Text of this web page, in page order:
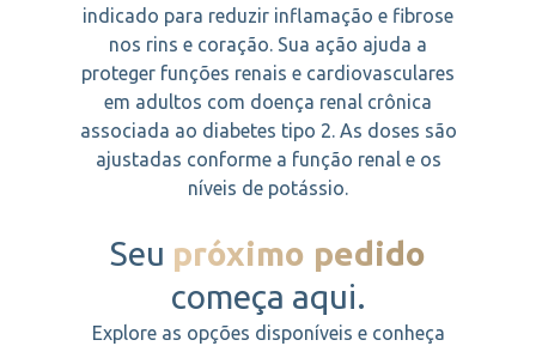
indicado para reduzir inflamação e fibrose
nos rins e coração. Sua ação ajuda a
proteger funções renais e cardiovasculares
em adultos com doença renal crônica
associada ao diabetes tipo 2. As doses são
ajustadas conforme a função renal e os
níveis de potássio.
Seu próximo pedido
começa aqui.
Explore as opções disponíveis e conheça